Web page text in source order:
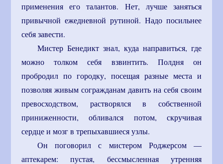
применения его талантов. Нет, лучше заняться
привычной ежедневной рутиной. Надо посильнее
себя завести.
Мистер Бенедикт знал, куда направиться, где
можно толком себя взвинтить. Полдня он
пробродил по городку, посещая разные места и
позволяя живым согражданам давить на себя своим
превосходством, растворялся в собственной
приниженности, обливался потом, скручивая
сердце и мозг в трепыхавшиеся узлы.
Он поговорил с мистером Роджерсом —
аптекарем: пустая, бессмысленная утренняя